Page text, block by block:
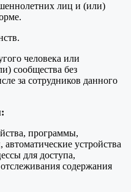
лиц и (или)
человека или
сообщества без
за сотрудников данного
программы,
устройства
для доступа,
содержания